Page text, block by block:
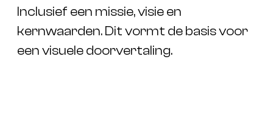
Inclusief een missie, visie en
kernwaarden. Dit vormt de basis voor
een visuele doorvertaling.